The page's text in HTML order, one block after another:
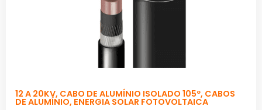
12 A 20KV, CABO DE ALUMÍNIO ISOLADO 105º, CABOS
DE ALUMÍNIO, ENERGIA SOLAR FOTOVOLTAICA